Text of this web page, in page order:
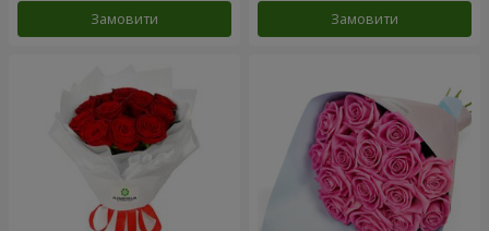
Замовити Замовити